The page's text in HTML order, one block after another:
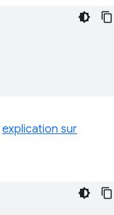
explication sur